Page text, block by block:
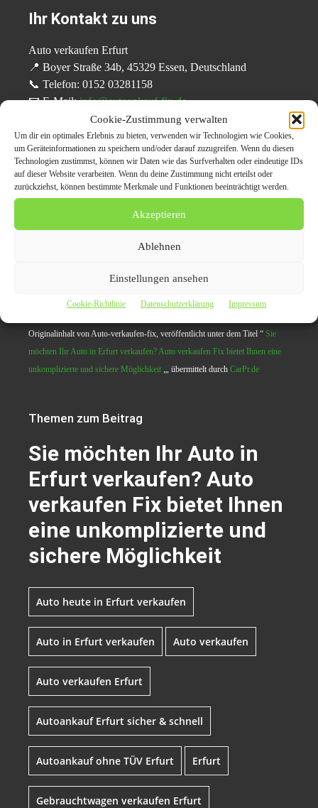
Cookie-Zustimmung verwalten
Um dir ein optimales Erlebnis zu bieten, verwenden wir Technologien wie Cookies,
um Geräteinformationen zu speichern und/oder darauf zuzugreifen. Wenn du diesen
Technologien zustimmst, können wir Daten wie das Surfverhalten oder eindeutige IDs
auf dieser Website verarbeiten. Wenn du deine Zustimmung nicht erteilst oder
zurückziehst, können bestimmte Merkmale und Funktionen beeinträchtigt werden.
Akzeptieren
Ablehnen
Einstellungen ansehen
Cookie-Richtlinie Datenschutzerklärung Impressum
Ihr Kontakt zu uns
Auto verkaufen Erfurt
📍 Boyer Straße 34b, 45329 Essen, Deutschland
📞 Telefon: 0152 03281158
📧 E-Mail:info@autoankauf-fix.de
https://auto-verkaufen-fix.de/
Fazit: Auto verkaufen in Erfurt leicht
gemacht
MitAuto verkaufen Fixwird der Autoverkauf in Erfurt
unkompliziert und lukrativ. Ob Gebrauchtwagen,
Service und unsere fairen Höchstpreise machen den
Originalinhalt von Auto-verkaufen-fix, veröffentlicht unter dem Titel “ Sie
möchten Ihr Auto in Erfurt verkaufen? Auto verkaufen Fix bietet Ihnen eine
unkomplizierte und sichere Möglichkeit „, übermittelt durch CarPr.de
Themen zum Beitrag
Sie möchten Ihr Auto in
Erfurt verkaufen? Auto
verkaufen Fix bietet Ihnen
eine unkomplizierte und
sichere Möglichkeit
Auto heute in Erfurt verkaufen
Auto in Erfurt verkaufen Auto verkaufen
Auto verkaufen Erfurt
Autoankauf Erfurt sicher & schnell
Autoankauf ohne TÜV Erfurt Erfurt
Gebrauchtwagen verkaufen Erfurt